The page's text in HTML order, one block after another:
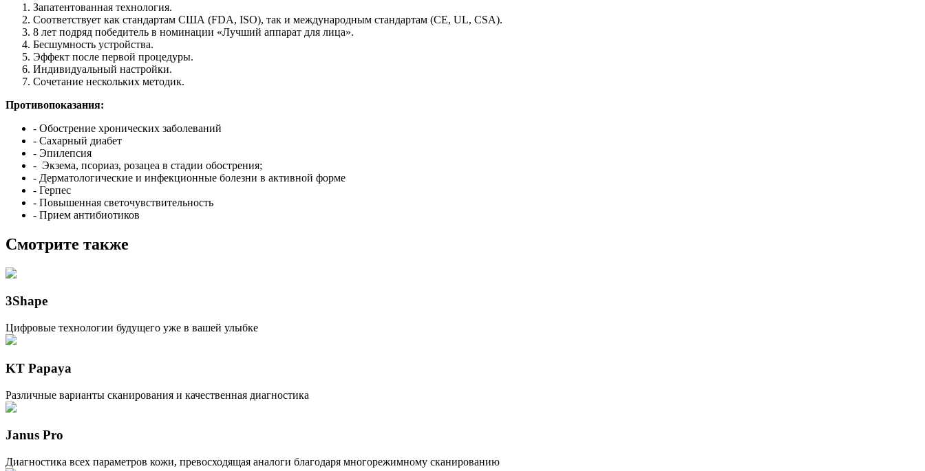
Запатентованная технология.
Соответствует как стандартам США (FDA, ISO), так и международным стандартам (CE, UL, CSA).
8 лет подряд победитель в номинации «Лучший аппарат для лица».
Бесшумность устройства.
Эффект после первой процедуры.
Индивидуальный настройки.
Сочетание нескольких методик.
Противопоказания:
- Обострение хронических заболеваний
- Сахарный диабет
- Эпилепсия
- Экзема, псориаз, розацеа в стадии обострения;
- Дерматологические и инфекционные болезни в активной форме
- Герпес
- Повышенная светочувствительность
- Прием антибиотиков
Смотрите также
3Shape
Цифровые технологии будущего уже в вашей улыбке
KT Papaya
Различные варианты сканирования и качественная диагностика
Janus Pro
Диагностика всех параметров кожи, превосходящая аналоги благодаря многорежимному сканированию